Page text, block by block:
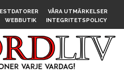
VÅRA UTMÄRKELSER
WEBBUTIK INTEGRITETSPOLICY